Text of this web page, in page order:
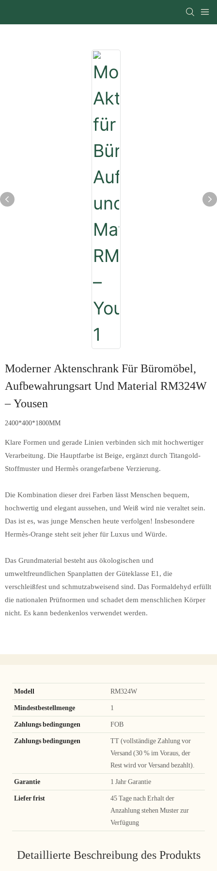
Moderner Aktenschrank Für Büromöbel,
Aufbewahrungsart Und Material RM324W
– Yousen
2400*400*1800MM
Klare Formen und gerade Linien verbinden sich mit hochwertiger
Verarbeitung. Die Hauptfarbe ist Beige, ergänzt durch Titangold-
Stoffmuster und Hermès orangefarbene Verzierung.
Die Kombination dieser drei Farben lässt Menschen bequem,
hochwertig und elegant aussehen, und Weiß wird nie veraltet sein.
Das ist es, was junge Menschen heute verfolgen! Insbesondere
Hermès-Orange steht seit jeher für Luxus und Würde.
Das Grundmaterial besteht aus ökologischen und
umweltfreundlichen Spanplatten der Güteklasse E1, die
verschleißfest und schmutzabweisend sind. Das Formaldehyd erfüllt
die nationalen Prüfnormen und schadet dem menschlichen Körper
nicht. Es kann bedenkenlos verwendet werden.
Modell RM324W
Mindestbestellmenge 1
Zahlungs bedingungen FOB
Zahlungs bedingungen
TT (vollständige Zahlung vor
Versand (30 % im Voraus, der
Rest wird vor Versand bezahlt).
Garantie 1 Jahr Garantie
Liefer frist
45 Tage nach Erhalt der
Anzahlung stehen Muster zur
Verfügung
Detaillierte Beschreibung des Produkts